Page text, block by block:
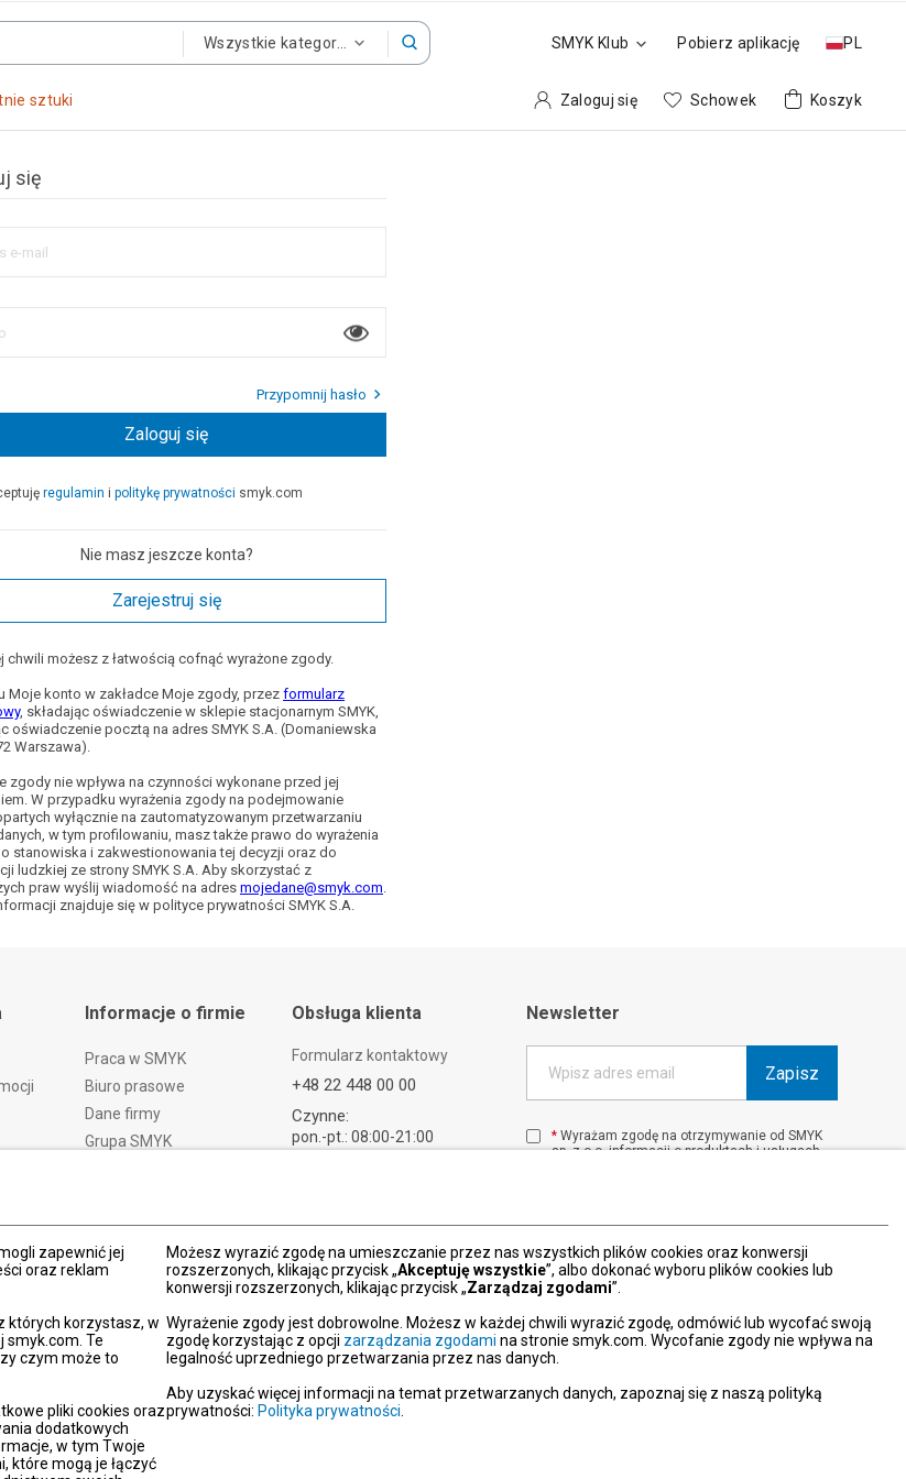
SMYK Klub Pobierz aplikację PL
sztuki
zapewnić jej
oraz reklam
których korzystasz, w
smyk.com. Te
czym może to
pliki cookies oraz
dodatkowych
w tym Twoje
które mogą je łączyć
Możesz wyrazić zgodę na umieszczanie przez nas wszystkich plików cookies oraz konwersji
rozszerzonych, klikając przycisk „Akceptuję wszystkie”, albo dokonać wyboru plików cookies lub
konwersji rozszerzonych, klikając przycisk „Zarządzaj zgodami”.
Wyrażenie zgody jest dobrowolne. Możesz w każdej chwili wyrazić zgodę, odmówić lub wycofać swoją
zgodę korzystając z opcji zarządzania zgodami na stronie smyk.com. Wycofanie zgody nie wpływa na
legalność uprzedniego przetwarzania przez nas danych.
Aby uzyskać więcej informacji na temat przetwarzanych danych, zapoznaj się z naszą polityką
prywatności: Polityka prywatności
Zaloguj się Schowek Koszyk
się
e-mail
Przypomnij hasło
Zaloguj się
regulamin i politykę prywatności smyk.com
Nie masz jeszcze konta?
Zarejestruj się
chwili możesz z łatwością cofnąć wyrażone zgody.
Moje konto w zakładce Moje zgody, przez formularz
, składając oświadczenie w sklepie stacjonarnym SMYK,
oświadczenie pocztą na adres SMYK S.A. (Domaniewska
Warszawa).
zgody nie wpływa na czynności wykonane przed jej
W przypadku wyrażenia zgody na podejmowanie
wyłącznie na zautomatyzowanym przetwarzaniu
w tym profilowaniu, masz także prawo do wyrażenia
stanowiska i zakwestionowania tej decyzji oraz do
ludzkiej ze strony SMYK S.A. Aby skorzystać z
praw wyślij wiadomość na adresmojedane@smyk.com.
znajduje się w polityce prywatności SMYK S.A.
Informacje o firmie
Praca w SMYK
Biuro prasowe
Dane firmy
Grupa SMYK
Akt o usługach cyfrowych
Deklaracja dostępności
Obsługa klienta
Formularz kontaktowy
+48 22 448 00 00
Czynne:
pon.-pt.: 08:00-21:00
Newsletter
Wpisz adres email Zapisz
* Wyrażam zgodę na otrzymywanie od SMYK
sp. z o.o. informacji o produktach i usługach
W każdej chwili możesz z łatwością cofnąć
więcej